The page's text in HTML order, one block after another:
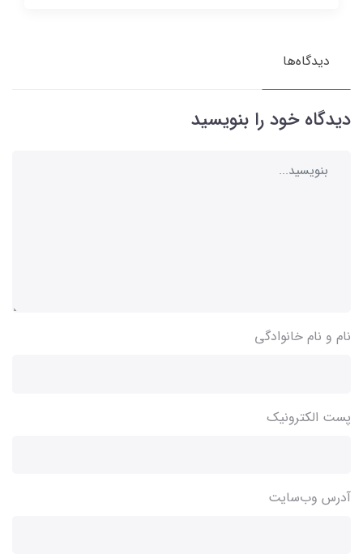
دیدگاه‌ها
دیدگاه خود را بنویسید
نام و نام خانوادگی
پست الکترونیک
آدرس وب‌سایت